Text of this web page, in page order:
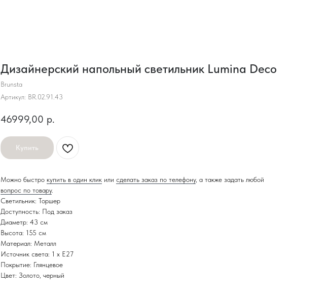
Дизайнерский напольный светильник Lumina Deco
Brunsta
Артикул: BR.02.91.43
46999,00 р.
Купить
Можно быстро купить в один клик или сделать заказ по телефону, а также задать любой
вопрос по товару.
Светильник: Торшер
Доступность: Под заказ
Диаметр: 43 см
Высота: 155 см
Материал: Металл
Источник света: 1 x E27
Покрытие: Глянцевое
Цвет: Золото, черный